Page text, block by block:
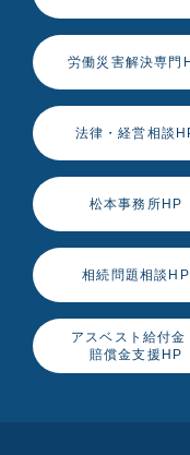
労働災害解決専門
法律・経営相談
松本事務所HP
相続問題相談HP
アスベスト給付金
賠償金支援HP